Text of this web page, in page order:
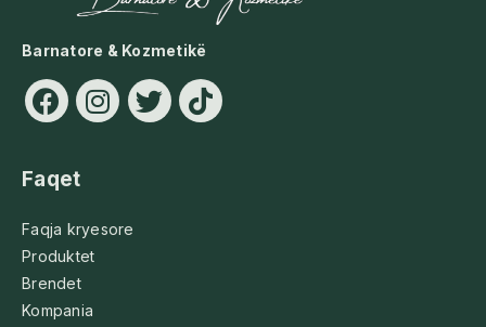
Barnatore & Kozmetikë
Faqet
Faqja kryesore
Produktet
Brendet
Kompania